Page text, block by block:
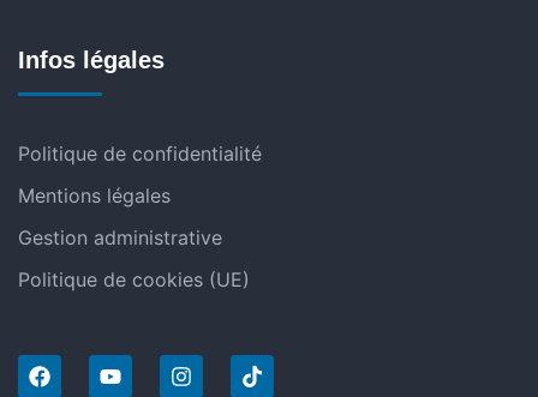
Infos légales
Politique de confidentialité
Mentions légales
Gestion administrative
Politique de cookies (UE)